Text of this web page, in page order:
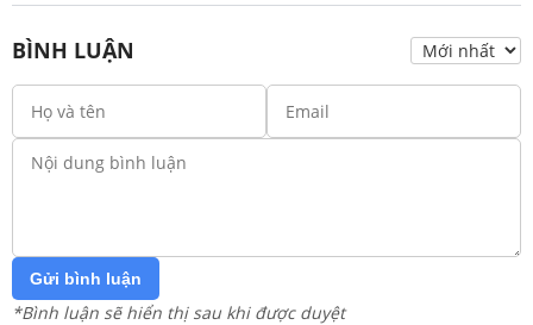
BÌNH LUẬN
Gửi bình luận
*Bình luận sẽ hiển thị sau khi được duyệt